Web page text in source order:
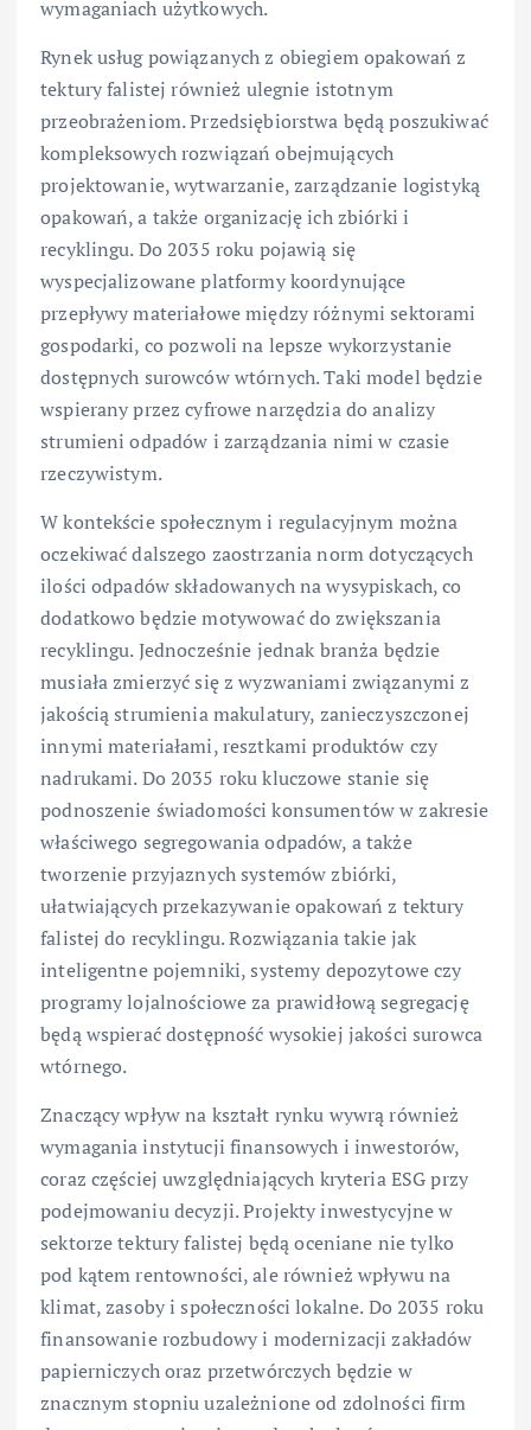
wymaganiach użytkowych.
Rynek usług powiązanych z obiegiem opakowań z
tektury falistej również ulegnie istotnym
przeobrażeniom. Przedsiębiorstwa będą poszukiwać
kompleksowych rozwiązań obejmujących
projektowanie, wytwarzanie, zarządzanie logistyką
opakowań, a także organizację ich zbiórki i
recyklingu. Do 2035 roku pojawią się
wyspecjalizowane platformy koordynujące
przepływy materiałowe między różnymi sektorami
gospodarki, co pozwoli na lepsze wykorzystanie
dostępnych surowców wtórnych. Taki model będzie
wspierany przez cyfrowe narzędzia do analizy
strumieni odpadów i zarządzania nimi w czasie
rzeczywistym.
W kontekście społecznym i regulacyjnym można
oczekiwać dalszego zaostrzania norm dotyczących
ilości odpadów składowanych na wysypiskach, co
dodatkowo będzie motywować do zwiększania
recyklingu. Jednocześnie jednak branża będzie
musiała zmierzyć się z wyzwaniami związanymi z
jakością strumienia makulatury, zanieczyszczonej
innymi materiałami, resztkami produktów czy
nadrukami. Do 2035 roku kluczowe stanie się
podnoszenie świadomości konsumentów w zakresie
właściwego segregowania odpadów, a także
tworzenie przyjaznych systemów zbiórki,
ułatwiających przekazywanie opakowań z tektury
falistej do recyklingu. Rozwiązania takie jak
inteligentne pojemniki, systemy depozytowe czy
programy lojalnościowe za prawidłową segregację
będą wspierać dostępność wysokiej jakości surowca
wtórnego.
Znaczący wpływ na kształt rynku wywrą również
wymagania instytucji finansowych i inwestorów,
coraz częściej uwzględniających kryteria ESG przy
podejmowaniu decyzji. Projekty inwestycyjne w
sektorze tektury falistej będą oceniane nie tylko
pod kątem rentowności, ale również wpływu na
klimat, zasoby i społeczności lokalne. Do 2035 roku
finansowanie rozbudowy i modernizacji zakładów
papierniczych oraz przetwórczych będzie w
znacznym stopniu uzależnione od zdolności firm